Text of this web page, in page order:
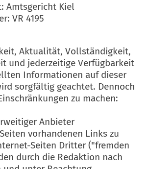
Amtsgericht Kiel
VR 4195
Aktualität, Vollständigkeit,
und jederzeitige Verfügbarkeit
Informationen auf dieser
sorgfältig geachtet. Dennoch
zu machen:
Anbieter
vorhandenen Links zu
Seiten Dritter ("fremden
durch die Redaktion nach